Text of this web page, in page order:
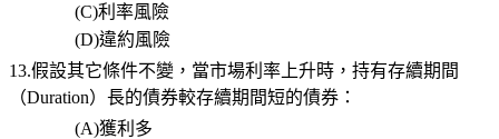
(C)利率風險
(D)違約風險
13.假設其它條件不變，當市場利率上升時，持有存續期間
（Duration）長的債券較存續期間短的債券：
(A)獲利多